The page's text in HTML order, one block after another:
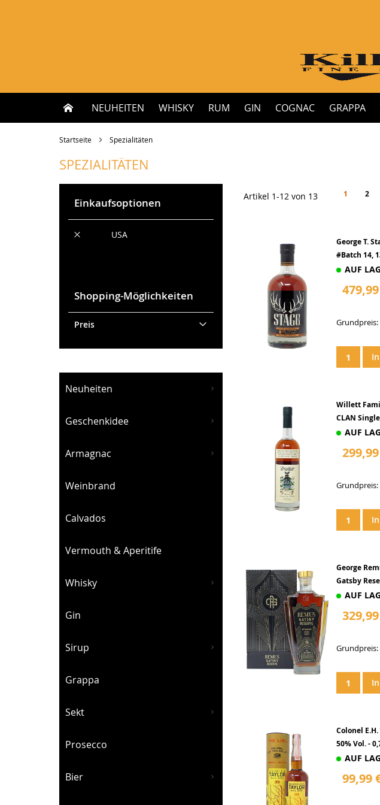
NEUHEITEN WHISKY RUM GIN COGNAC GRAPPA
Startseite Spezialitäten
SPEZIALITÄTEN
Artikel 1-12von 13
Seite
You're
1 Seite
2
George T.
#Batch 14,
AUF
Willett
CLAN
AUF
George
Gatsby
AUF
Colonel
50% Vol. -
AUF
99,99
Neuheiten
Geschenkidee
Armagnac
Weinbrand
Calvados
Vermouth & Aperitife
Whisky
Gin
Sirup
Grappa
Sekt
Prosecco
Bier
Einkaufsoptionen
USA
Shopping-Möglichkeiten
Preis